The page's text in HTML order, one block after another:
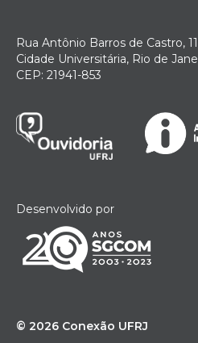
Rua Antônio Barros de Castro,
Cidade Universitária, Rio de
CEP: 21941-853
Desenvolvido por
© 2026 Conexão UFRJ